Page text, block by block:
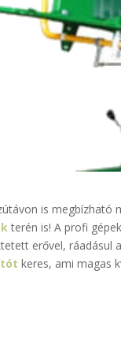
is megbízható
terén is! A profi
erővel, ráadásul
keres, ami magas